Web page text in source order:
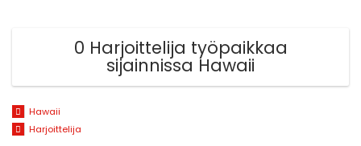
0 Harjoittelija työpaikkaa
sijainnissa Hawaii
Hawaii
Harjoittelija